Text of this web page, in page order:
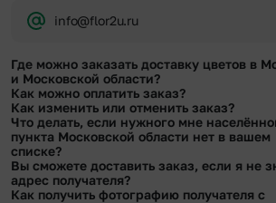
info@flor2u.ru
Где можно заказать доставку цветов в
и Московской области?
Оформить доставку цветов можно в нашем
телефону горячей линии или в чате.
Как можно оплатить заказ?
Мы предусмотрели все возможные варианты оплаты:
Наличными.
Банковскими картами Visa, MasterCard, МИР, сбп
Картами рассрочки Халва, Совесть и Свобода.
Через Yandex Pay, UnionPay,
Через Робокасса.
Как изменить или отменить заказ?
Чтобы внести изменения, выбрать другой букет или
свяжитесь с нашими менеджерами по телефонам
они помогут решить любой вопрос.
Что делать, если нужного мне
пункта Московской области нет в вашем
списке?
Свяжитесь с нашими менеджерами по телефонам
Мы обязательно найдем выход из ситуации.
Вы сможете доставить заказ, если я не
адрес получателя?
Как получить фотографию получателя с